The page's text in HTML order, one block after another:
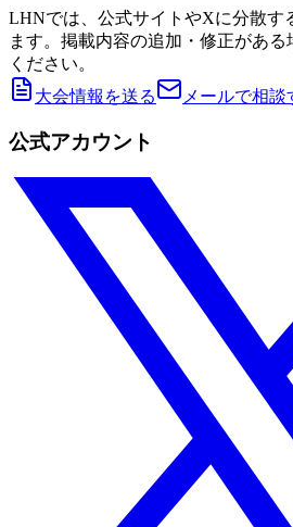
LHNでは、公式サイトやXに分散す
ます。掲載内容の追加・修正がある
ください。
大会情報を送る
メールで相談
公式アカウント